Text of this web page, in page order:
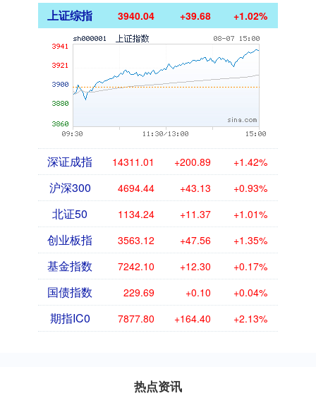
上证综指 3940.04 +39.68 +1.02%
深证成指 14311.01 +200.89 +1.42%
沪深300 4694.44 +43.13 +0.93%
北证50 1134.24 +11.37 +1.01%
创业板指 3563.12 +47.56 +1.35%
基金指数 7242.10 +12.30 +0.17%
国债指数 229.69 +0.10 +0.04%
期指IC0 7877.80 +164.40 +2.13%
热点资讯